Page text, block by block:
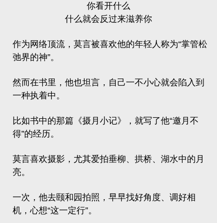
你看开什么
什么就会反过来滋养你
作为网络顶流，莫言被喜欢他的年轻人称为“掌管松
弛界的神”。
然而在书里，他也坦言，自己一不小心就会陷入到
一种执着中。
比如书中的那篇《摄月小记》，就写了他“邀月不
得”的经历。
莫言喜欢摄影，尤其爱拍垂柳、拱桥、湖水中的月
亮。
一次，他去颐和园拍照，早早找好角度、调好相
机，心想“这一定行”。